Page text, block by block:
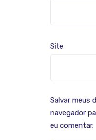
Site
Salvar meus
navegador
eu comentar.